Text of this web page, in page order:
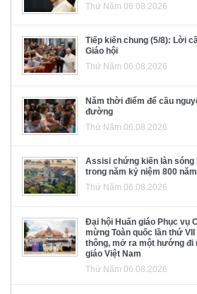
Thứ Năm 06.08.2026
Tiếp kiến chung (5/8): Lời
Giáo hội
Thứ Năm 06.08.2026
Năm thời điểm để cầu
đường
Thứ Năm 06.08.2026
Assisi chứng kiến làn
trong năm kỷ niệm 800
Thứ Năm 06.08.2026
Đại hội Huấn giáo Phục vụ
mừng Toàn quốc lần thứ
thông, mở ra một hướng đi
giáo Việt Nam
Thứ Năm 06.08.2026